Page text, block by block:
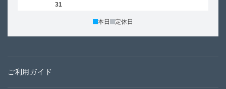
31
本日 定休日
ご利用ガイド